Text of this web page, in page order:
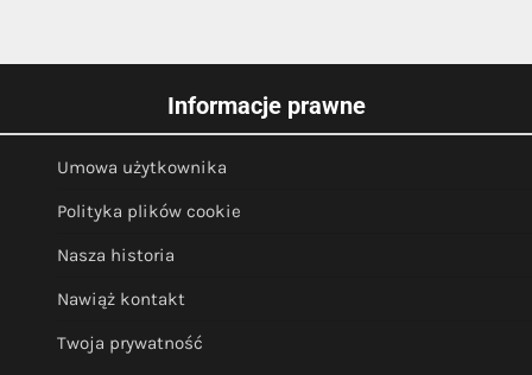
Informacje prawne
Umowa użytkownika
Polityka plików cookie
Nasza historia
Nawiąż kontakt
Twoja prywatność